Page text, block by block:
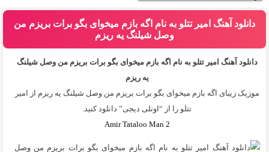
دانلود آهنگ امیر تتلو به نام اگه بازم ميخواى بگو برات بريزم من
وصل شيلنگ يه ريزم
دانلود آهنگ امیر تتلو به نام اگه بازم ميخواى بگو برات بريزم من وصل شيلنگ
يه ريزم
موزیک زیبای اگه بازم ميخواى بگو برات بريزم من وصل شيلنگ يه ريزم از
امیر
تتلو را از “اونلی دیجی” دانلود کنید.
Amir Tataloo Man 2